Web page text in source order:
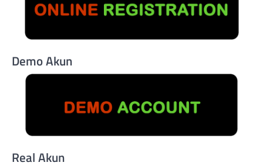
Demo Akun
Real Akun